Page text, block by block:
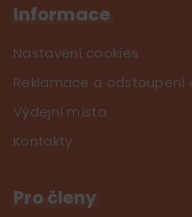
Informace
Nastavení cookies
Reklamace a odstoupení
Výdejní místa
Kontakty
Pro členy